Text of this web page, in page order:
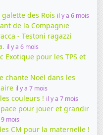
des Rois il y a 6 mois
de la Compagnie
- Testoni ragazzi
il y a 6 mois
Exotique pour les TPS et
chante Noël dans les
il y a 7 mois
couleurs ! il y a 7 mois
pour jouer et grandir
9 mois
CM pour la maternelle !